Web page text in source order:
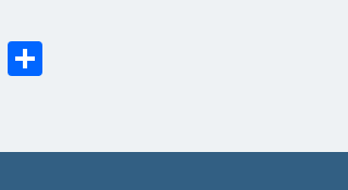
Email